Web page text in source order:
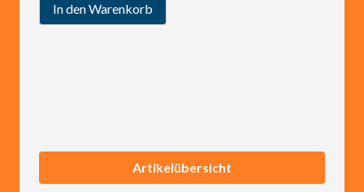
In den Warenkorb
Artikelübersicht